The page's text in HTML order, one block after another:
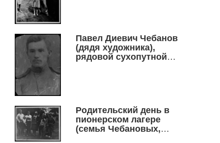
Павел Диевич Чебанов
(дядя художника),
рядовой сухопутной
Родительский день в
пионерском лагере
(семья Чебановых,